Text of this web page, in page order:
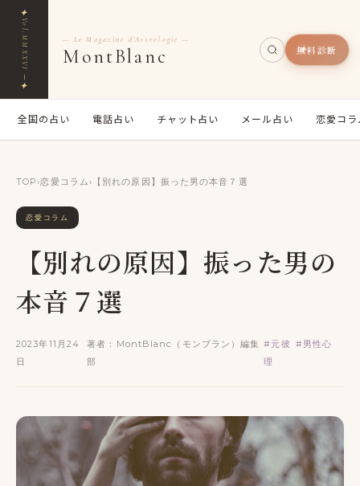
✦
Vol.MMXXVI ─
✦
— Le Magazine d'Astrologie —
MontBlanc 無料診断
全国の占い 電話占い チャット占い メール占い 恋愛コラ
TOP›恋愛コラム› 【別れの原因】振った男の本音７選
恋愛コラム
【別れの原因】振った男の
本音７選
2023年11月24
日
著者：MontBlanc（モンブラン）編集
部
#元彼 #男性心
理